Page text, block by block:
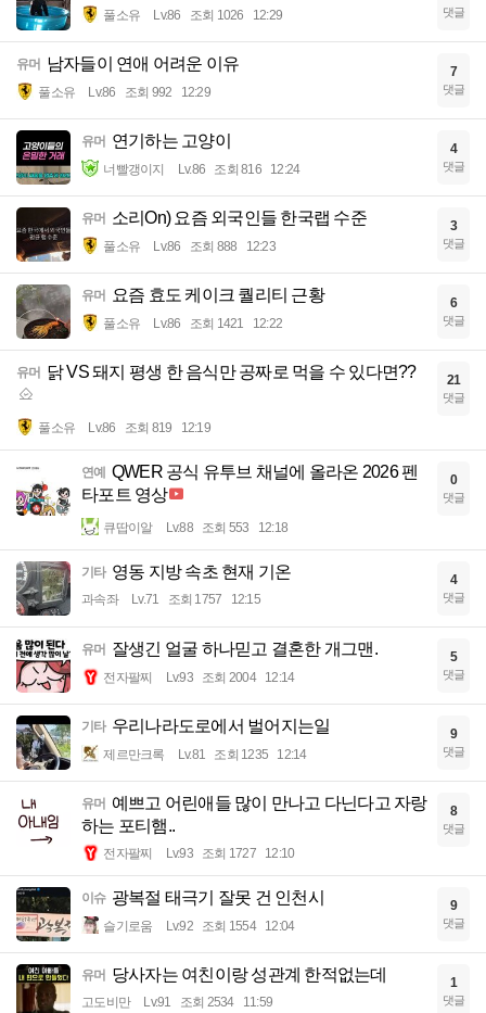
풀소유 Lv.86 조회 1026 12:29 댓글
유머 남자들이 연애 어려운 이유
풀소유 Lv.86 조회 992 12:29
7
댓글
유머 연기하는 고양이
너빨갱이지 Lv.86 조회 816 12:24
4
댓글
유머 소리On) 요즘 외국인들 한국랩 수준
풀소유 Lv.86 조회 888 12:23
3
댓글
유머 요즘 효도 케이크 퀄리티 근황
풀소유 Lv.86 조회 1421 12:22
6
댓글
유머 닭 VS 돼지 평생 한 음식만 공짜로 먹을 수 있다면??
풀소유 Lv.86 조회 819 12:19
21
댓글
연예
QWER 공식 유투브 채널에 올라온 2026 펜
타포트 영상
큐땁이알 Lv.88 조회 553 12:18
0
댓글
기타 영동 지방 속초 현재 기온
과속좌 Lv.71 조회 1757 12:15
4
댓글
유머 잘생긴 얼굴 하나믿고 결혼한 개그맨.
전자팔찌 Lv.93 조회 2004 12:14
5
댓글
기타 우리나라도로에서 벌어지는일
제르만크록 Lv.81 조회 1235 12:14
9
댓글
유머 예쁘고 어린애들 많이 만나고 다닌다고 자랑
하는 포티햄..
전자팔찌 Lv.93 조회 1727 12:10
8
댓글
이슈 광복절 태극기 잘못 건 인천시
슬기로움 Lv.92 조회 1554 12:04
9
댓글
유머 당사자는 여친이랑 성관계 한적없는데
고도비만 Lv.91 조회 2534 11:59
1
댓글